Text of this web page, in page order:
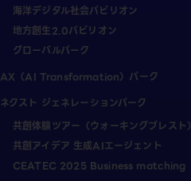
海洋デジタル社会パビリオン
地方創生2.0パビリオン
グローバルパーク
AX（AI Transformation）パーク
ネクスト ジェネレーションパーク
共創体験ツアー（ウォーキングブレスト）
共創アイデア 生成AIエージェント
CEATEC 2025 Business matching